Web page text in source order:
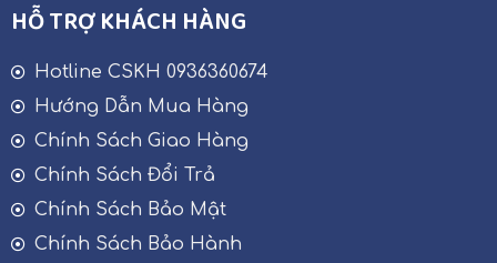
HỖ TRỢ KHÁCH HÀNG
Hotline CSKH 0936360674
Hướng Dẫn Mua Hàng
Chính Sách Giao Hàng
Chính Sách Đổi Trả
Chính Sách Bảo Mật
Chính Sách Bảo Hành